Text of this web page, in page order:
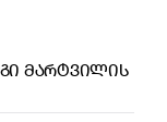
ᲛᲐᲠᲢᲕᲘᲚᲘᲡ